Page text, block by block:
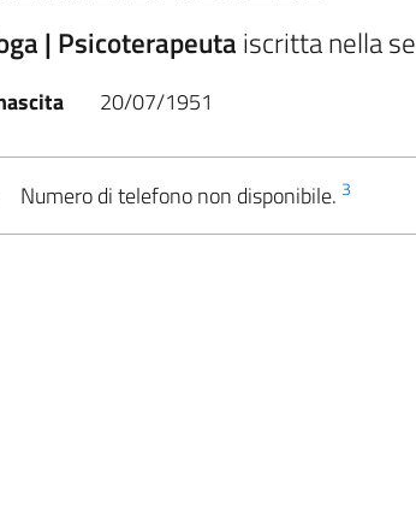
| Psicoterapeuta iscritta nella
20/07/1951
Numero di telefono non disponibile. 3